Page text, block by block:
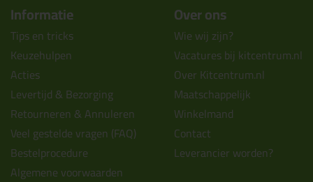
Informatie
Tips en tricks
Keuzehulpen
Acties
Levertijd & Bezorging
Retourneren & Annuleren
Veel gestelde vragen (FAQ)
Bestelprocedure
Algemene voorwaarden
Over ons
Wie wij zijn?
Vacatures bij kitcentrum.nl
Over Kitcentrum.nl
Maatschappelijk
Winkelmand
Contact
Leverancier worden?